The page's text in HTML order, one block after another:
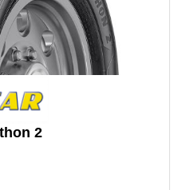
2